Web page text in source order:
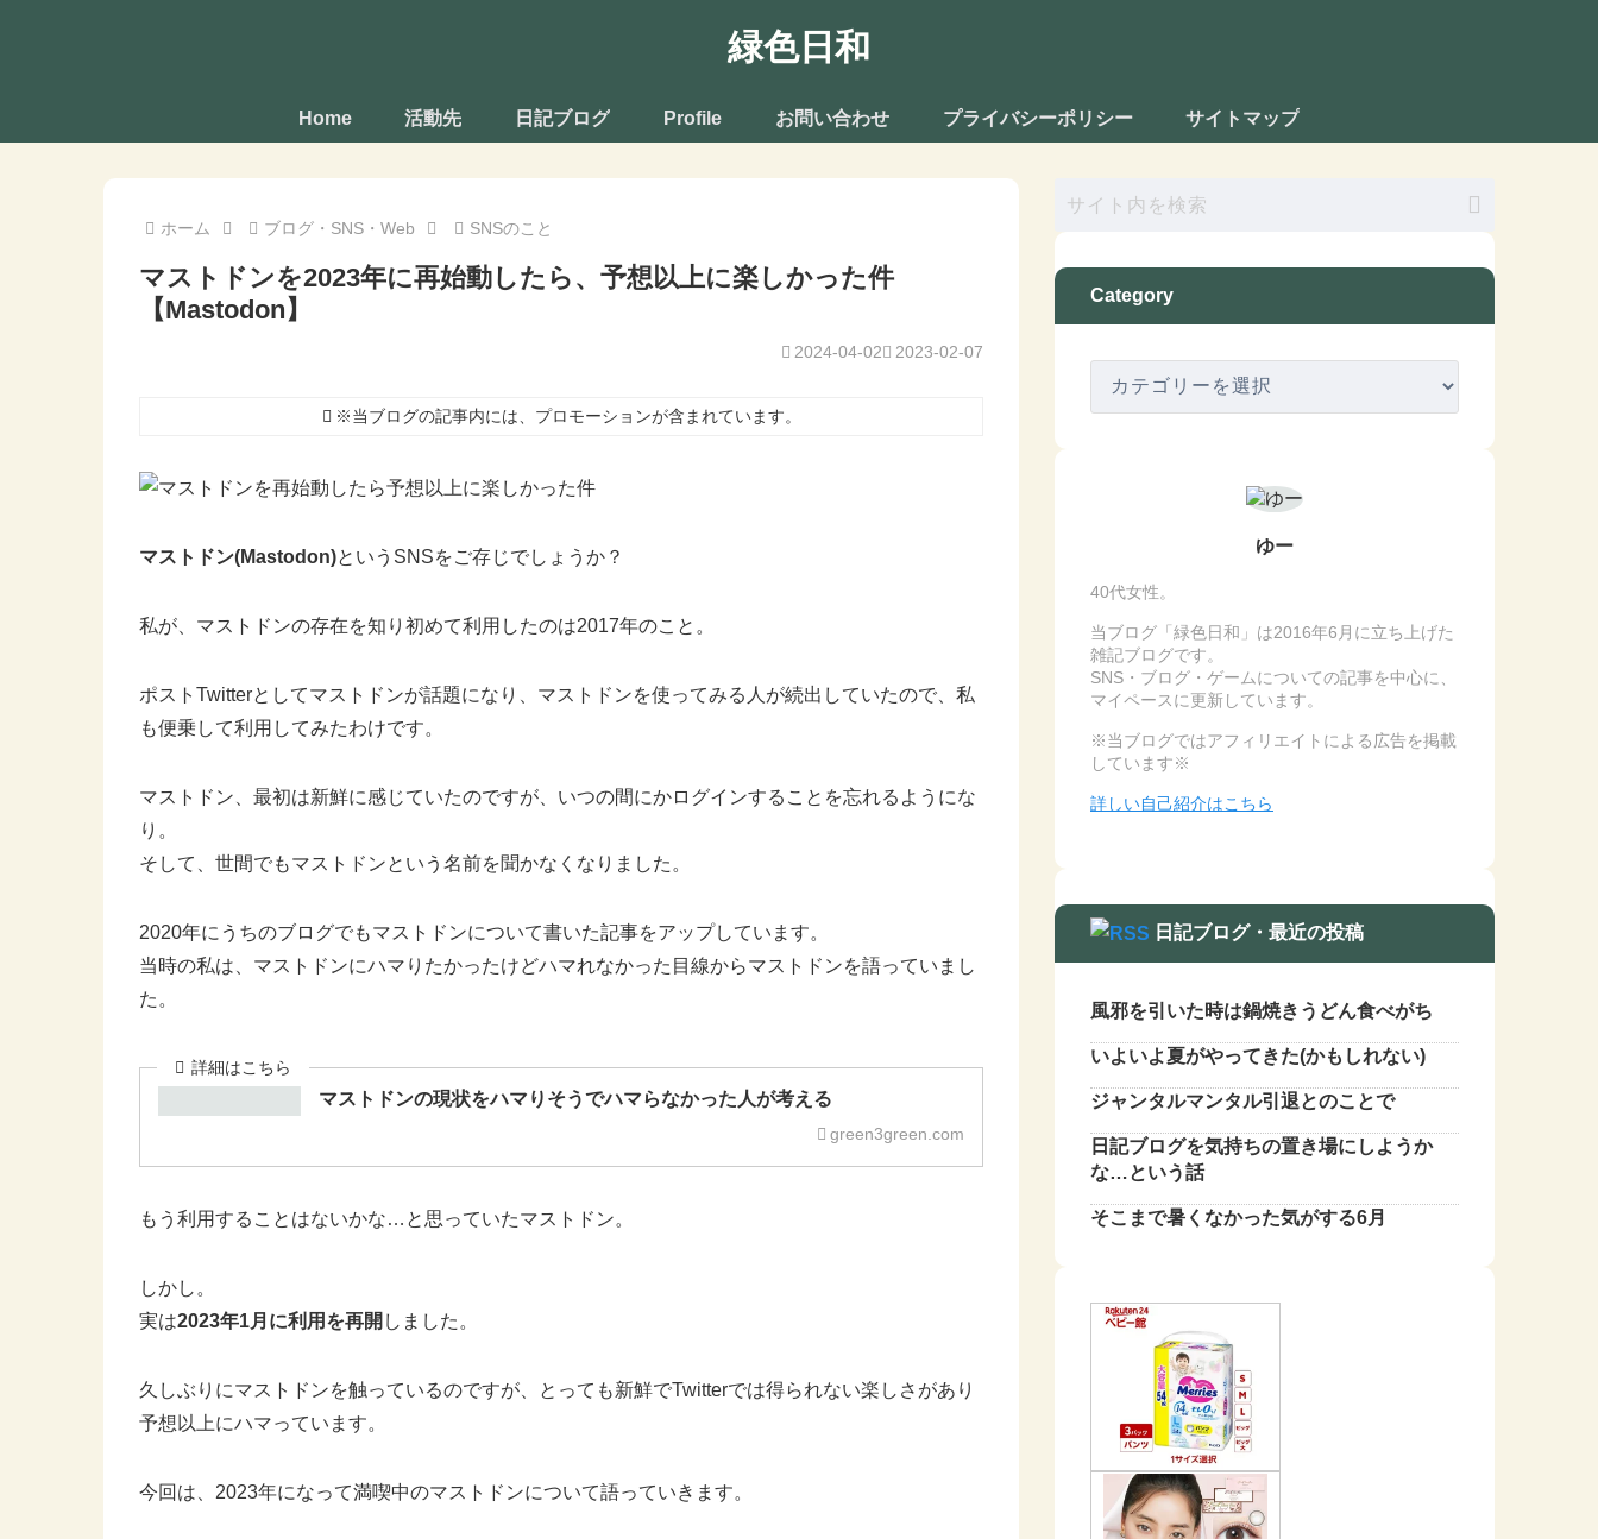
緑色日和
Home 活動先 日記ブログ Profile お問い合わせ プライバシーポリシー サイトマップ
ホーム ブログ・SNS・Web SNSのこと
マストドンを2023年に再始動したら、予想以上に楽しかった件
【Mastodon】
2023-02-07
2024-04-02
※当ブログの記事内には、プロモーションが含まれています。
マストドン(Mastodon)というSNSをご存じでしょうか？
私が、マストドンの存在を知り初めて利用したのは2017年のこと。
ポストTwitterとしてマストドンが話題になり、マストドンを使ってみる人が続出していたので、私
も便乗して利用してみたわけです。
マストドン、最初は新鮮に感じていたのですが、いつの間にかログインすることを忘れるようにな
り。
そして、世間でもマストドンという名前を聞かなくなりました。
2020年にうちのブログでもマストドンについて書いた記事をアップしています。
当時の私は、マストドンにハマりたかったけどハマれなかった目線からマストドンを語っていまし
た。
マストドンの現状をハマりそうでハマらなかった人が考える
green3green.com
もう利用することはないかな…と思っていたマストドン。
しかし。
実は2023年1月に利用を再開 しました。
久しぶりにマストドンを触っているのですが、とっても新鮮でTwitterでは得られない楽しさがあり
予想以上にハマっています。
今回は、2023年になって満喫中のマストドンについて語っていきます。
Category
ゆー
40代女性。
当ブログ「緑色日和」は2016年6月に立ち上げた
雑記ブログです。
SNS・ブログ・ゲームについての記事を中心に、
マイペースに更新しています。
※当ブログではアフィリエイトによる広告を掲載
しています※
詳しい自己紹介はこちら
日記ブログ・最近の投稿
風邪を引いた時は鍋焼きうどん食べがち
いよいよ夏がやってきた(かもしれない)
ジャンタルマンタル引退とのことで
日記ブログを気持ちの置き場にしようか
な…という話
そこまで暑くなかった気がする6月